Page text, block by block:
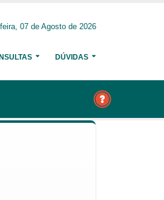
07 de Agosto de 2026
DÚVIDAS